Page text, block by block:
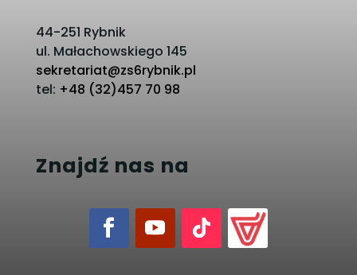
44-251 Rybnik
ul. Małachowskiego 145
sekretariat@zs6rybnik.pl
tel: +48 (32)457 70 98
Znajdź nas na